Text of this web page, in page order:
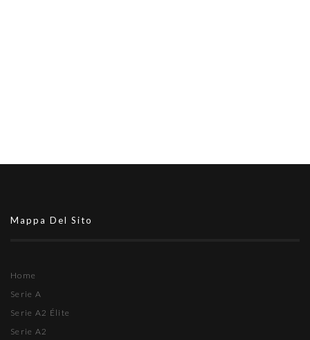
Mappa Del Sito
Home
Serie A
Serie A2 Élite
Serie A2